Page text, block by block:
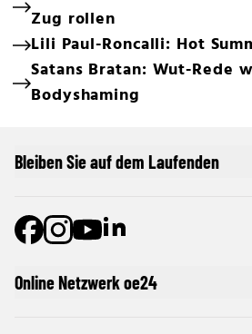
Zug rollen
Lili Paul-Roncalli: Hot
Satans Bratan: Wut-Rede
Bodyshaming
Online Netzwerk oe24
Bleiben Sie auf dem Laufenden